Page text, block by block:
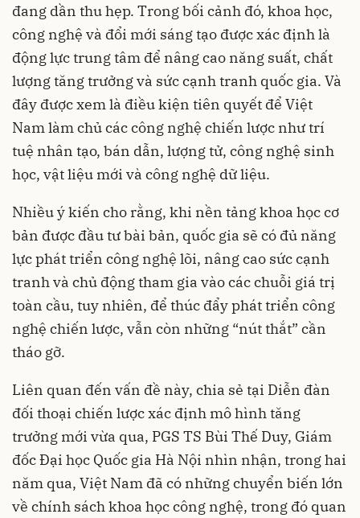
đang dần thu hẹp. Trong bối cảnh đó, khoa học,
công nghệ và đổi mới sáng tạo được xác định là
động lực trung tâm để nâng cao năng suất, chất
lượng tăng trưởng và sức cạnh tranh quốc gia. Và
đây được xem là điều kiện tiên quyết để Việt
Nam làm chủ các công nghệ chiến lược như trí
tuệ nhân tạo, bán dẫn, lượng tử, công nghệ sinh
học, vật liệu mới và công nghệ dữ liệu.
Nhiều ý kiến cho rằng, khi nền tảng khoa học cơ
bản được đầu tư bài bản, quốc gia sẽ có đủ năng
lực phát triển công nghệ lõi, nâng cao sức cạnh
tranh và chủ động tham gia vào các chuỗi giá trị
toàn cầu, tuy nhiên, để thúc đẩy phát triển công
nghệ chiến lược, vẫn còn những “nút thắt” cần
tháo gỡ.
Liên quan đến vấn đề này, chia sẻ tại Diễn đàn
đối thoại chiến lược xác định mô hình tăng
trưởng mới vừa qua, PGS TS Bùi Thế Duy, Giám
đốc Đại học Quốc gia Hà Nội nhìn nhận, trong hai
năm qua, Việt Nam đã có những chuyển biến lớn
về chính sách khoa học công nghệ, trong đó quan